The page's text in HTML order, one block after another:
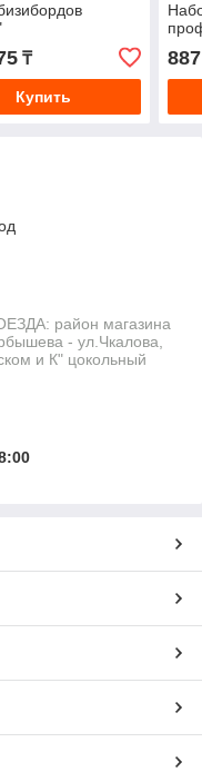
₸
Купить
район магазина
- ул.Чкалова,
и К" цокольный